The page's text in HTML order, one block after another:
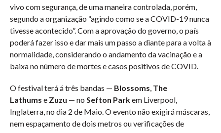
vivo com segurança, de uma maneira controlada, porém,
segundo a organização “agindo como se a COVID-19 nunca
tivesse acontecido”. Com a aprovação do governo, o país
poderá fazer isso e dar mais um passo a diante para a volta à
normalidade, considerando o andamento da vacinação e a
baixa no número de mortes e casos positivos de COVID.
O festival terá á três bandas — Blossoms, The
Lathums e Zuzu — no Sefton Parkem Liverpool,
Inglaterra, no dia 2 de Maio. O evento não exigirá máscaras,
nem espaçamento de dois metros ou verificações de